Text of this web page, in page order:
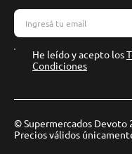
He leído y acepto los
Condiciones
© Supermercados Devoto
Precios válidos